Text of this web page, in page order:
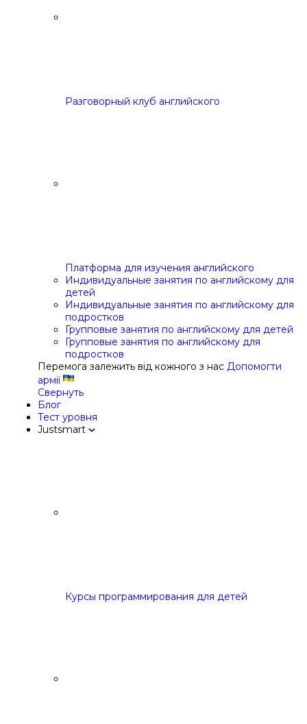
Разговорный клуб английского
Платформа для изучения английского
Индивидуальные занятия по английскому для
детей
Индивидуальные занятия по английскому для
подростков
Групповые занятия по английскому для детей
Групповые занятия по английскому для
подростков
Перемога залежить від кожного з нас Допомогти
армії
Свернуть
Блог
Тест уровня
Justsmart
Курсы программирования для детей